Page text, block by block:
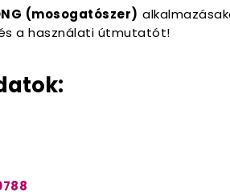
(mosogatószer)
a használati útmutatót!